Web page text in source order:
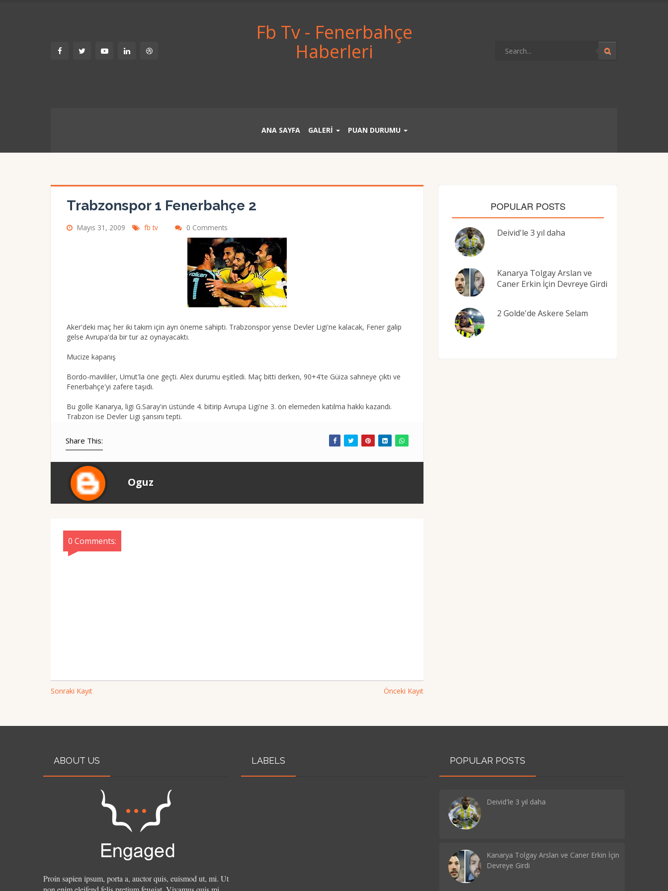
Fb Tv - Fenerbahçe
Haberleri
ANA SAYFA GALERİ PUAN DURUMU
Trabzonspor 1 Fenerbahçe 2
Mayıs 31, 2009 fb tv 0 Comments
Aker'deki maç her iki takım için ayrı öneme sahipti. Trabzonspor yense Devler Ligi'ne kalacak, Fener galip
gelse Avrupa'da bir tur az oynayacaktı.
Mucize kapanış
Bordo-mavililer, Umut'la öne geçti. Alex durumu eşitledi. Maç bitti derken, 90+4'te Güiza sahneye çıktı ve
Fenerbahçe'yi zafere taşıdı.
Bu golle Kanarya, ligi G.Saray'ın üstünde 4. bitirip Avrupa Ligi'ne 3. ön elemeden katılma hakkı kazandı.
Trabzon ise Devler Ligi şansını tepti.
Share This:
Oguz
0 Comments:
Sonraki Kayıt Önceki Kayıt
POPULAR POSTS
Deivid'le 3 yıl daha
Kanarya Tolgay Arslan ve
Caner Erkin İçin Devreye Girdi
2 Golde'de Askere Selam
ABOUT US
Proin sapien ipsum, porta a, auctor quis, euismod ut, mi. Ut
LABELS POPULAR POSTS
Deivid'le 3 yıl daha
Kanarya Tolgay Arslan ve Caner Erkin İçin
Devreye Girdi